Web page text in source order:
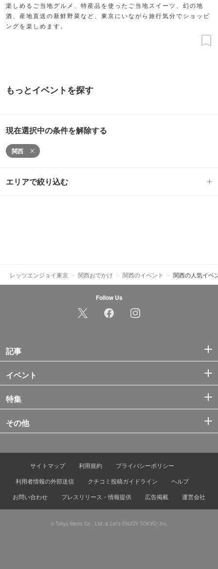
楽しめるご当地グルメ、特産品を使ったご当地スイーツ、幻の地
酒、産地直送の新鮮野菜など、東京にいながら旅行気分でショッピ
ングを楽しめます。
もっとイベントを探す
現在選択中の条件を解除する
関西
エリアで絞り込む
レッツエンジョイ東京 関西おでかけ 関西のイベント 関西の人気イベ
Follow Us
記事
イベント
特集
その他
サイトマップ 利用規約
プライバシーポリシー
利用者情報の外部送信
クチコミ投稿ガイドライン
ヘルプ
お問い合わせ
プレスリリース・情報提供 広告掲載 運営会社
© Tokyo Metro Co., Ltd. & Let’s ENJOY TOKYO, Inc.